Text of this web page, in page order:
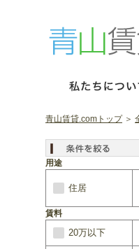
青山賃貸.comトップ＞
用途
住居
賃料
20万以下